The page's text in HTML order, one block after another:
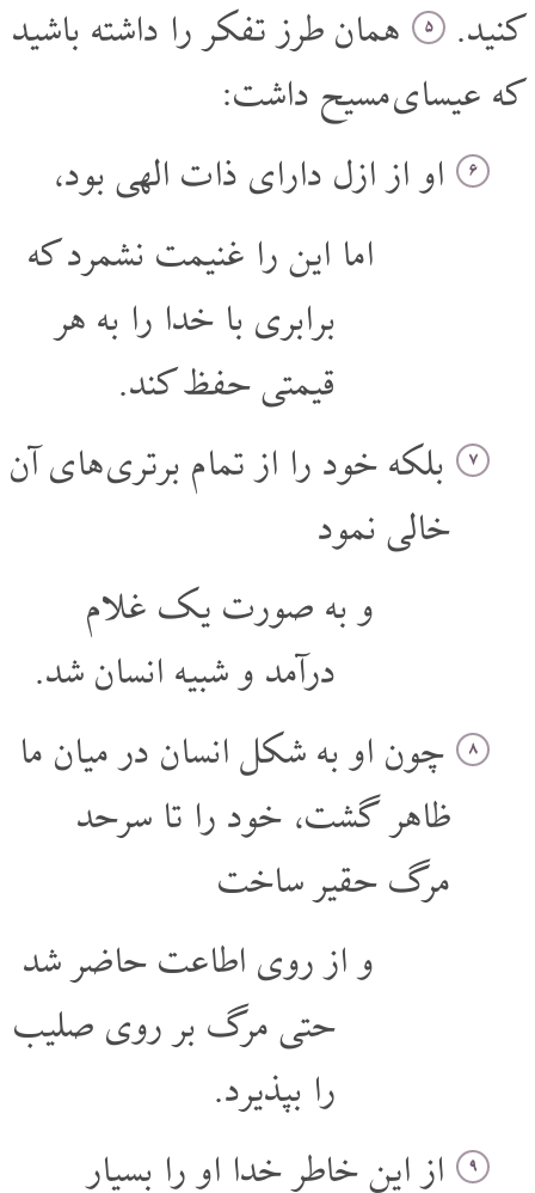
کنید.
۵ همان طرز تفکر را داشته باشید
که عیسای مسیح داشت:
۶ او از ازل دارای ذات الهی بود،
اما این را غنیمت نشمرد که
برابری با خدا را به هر
قیمتی حفظ کند.
۷ بلکه خود را از تمام برتری های آن
خالی نمود
و به صورت یک غلام
درآمد و شبیه انسان شد.
۸ چون او به شکل انسان در میان ما
ظاهر گشت، خود را تا سرحد
مرگ حقیر ساخت
و از روی اطاعت حاضر شد
حتی مرگ بر روی صلیب
را بپذیرد.
۹ از این خاطر خدا او را بسیار